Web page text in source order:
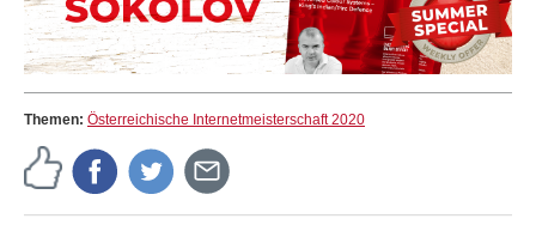
Themen: Österreichische Internetmeisterschaft 2020